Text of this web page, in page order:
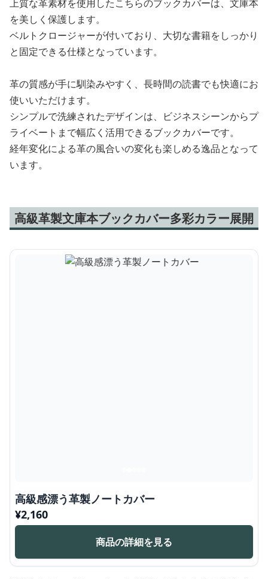
上質な革素材を使用したこちらのブックカバーは、文庫本
を美しく保護します。
ベルトクロージャーが付いており、大切な書籍をしっかり
と固定できる仕様となっています。
革の質感が手に馴染みやすく、長時間の読書でも快適にお
使いいただけます。
シンプルで洗練されたデザインは、ビジネスシーンからプ
ライベートまで幅広く活用できるブックカバーです。
経年変化による革の風合いの変化も楽しめる逸品となって
います。
高級革製文庫本ブックカバー多彩カラー展開
高級感漂う革製ノートカバー
¥2,160
商品の詳細を見る